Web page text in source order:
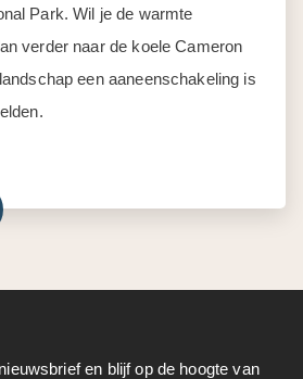
Park. Wil je de warmte
verder naar de koele Cameron
een aaneenschakeling is
en blijf op de hoogte van